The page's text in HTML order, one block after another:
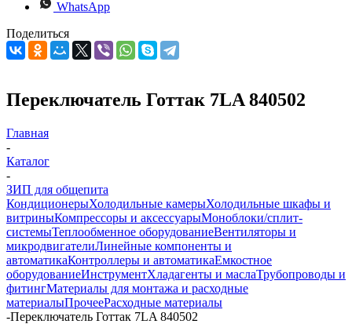
WhatsApp
Поделиться
Переключатель Готтак 7LA 840502
Главная
-
Каталог
-
ЗИП для общепита
КондиционерыХолодильные камерыХолодильные шкафы и
витриныКомпрессоры и аксессуарыМоноблоки/сплит-
системыТеплообменное оборудованиеВентиляторы и
микродвигателиЛинейные компоненты и
автоматикаКонтроллеры и автоматикаЕмкостное
оборудованиеИнструментХладагенты и маслаТрубопроводы и
фитингМатериалы для монтажа и расходные
материалыПрочееРасходные материалы
-Переключатель Готтак 7LA 840502